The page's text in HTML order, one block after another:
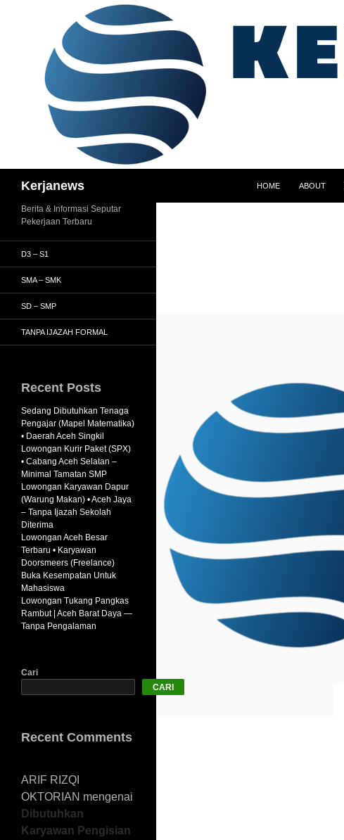
Kerjanews HOME ABOUT
Berita & Informasi Seputar
Pekerjaan Terbaru
D3 – S1
SMA – SMK
SD – SMP
TANPA IJAZAH FORMAL
Recent Posts
Sedang Dibutuhkan Tenaga
Pengajar (Mapel Matematika)
• Daerah Aceh Singkil
Lowongan Kurir Paket (SPX)
• Cabang Aceh Selatan –
Minimal Tamatan SMP
Lowongan Karyawan Dapur
(Warung Makan) • Aceh Jaya
– Tanpa Ijazah Sekolah
Diterima
Lowongan Aceh Besar
Terbaru • Karyawan
Doorsmeers (Freelance)
Buka Kesempatan Untuk
Mahasiswa
Lowongan Tukang Pangkas
Rambut | Aceh Barat Daya —
Tanpa Pengalaman
Cari
CARI
Recent Comments
ARIF RIZQI
OKTORIAN mengenai
Dibutuhkan
Karyawan Pengisian